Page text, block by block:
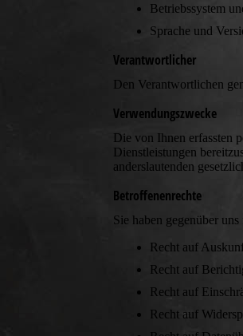
Betriebssystem
Sprache und
Verantwortlicher
Den Verantwortlichen
Verwendungszwecke
Die von Ihnen erfassten
Dienstleistungen
anderslautenden
Betroffenenrechte
Sie haben gegenüber
Recht auf
Recht auf
Recht auf
Recht auf